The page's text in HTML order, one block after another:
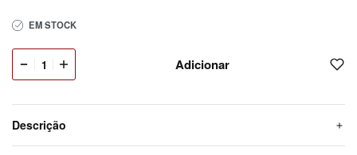
EM STOCK
Adicionar
Descrição